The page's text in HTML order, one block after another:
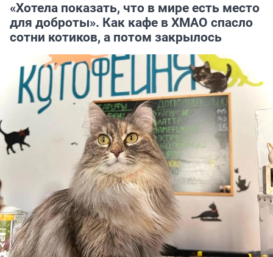
«Хотела показать, что в мире есть место
для доброты». Как кафе в ХМАО спасло
сотни котиков, а потом закрылось